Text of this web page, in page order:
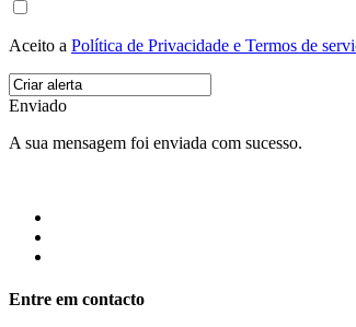
Aceito a Política de Privacidade e Termos de
Enviado
A sua mensagem foi enviada com sucesso.
Entre em contacto